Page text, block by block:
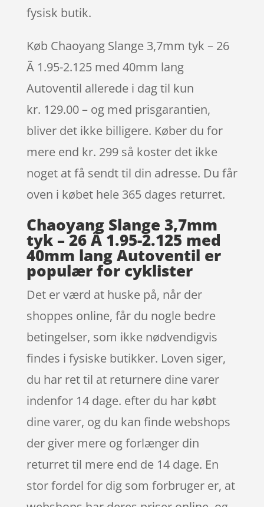
fysisk butik.
Køb Chaoyang Slange 3,7mm tyk – 26
Ã 1.95-2.125 med 40mm lang
Autoventil allerede i dag til kun
kr. 129.00 – og med prisgarantien,
bliver det ikke billigere. Køber du for
mere end kr. 299 så koster det ikke
noget at få sendt til din adresse. Du får
oven i købet hele 365 dages returret.
Chaoyang Slange 3,7mm
tyk – 26 Ã 1.95-2.125 med
40mm lang Autoventil er
populær for cyklister
Det er værd at huske på, når der
shoppes online, får du nogle bedre
betingelser, som ikke nødvendigvis
findes i fysiske butikker. Loven siger,
du har ret til at returnere dine varer
indenfor 14 dage. efter du har købt
dine varer, og du kan finde webshops
der giver mere og forlænger din
returret til mere end de 14 dage. En
stor fordel for dig som forbruger er, at